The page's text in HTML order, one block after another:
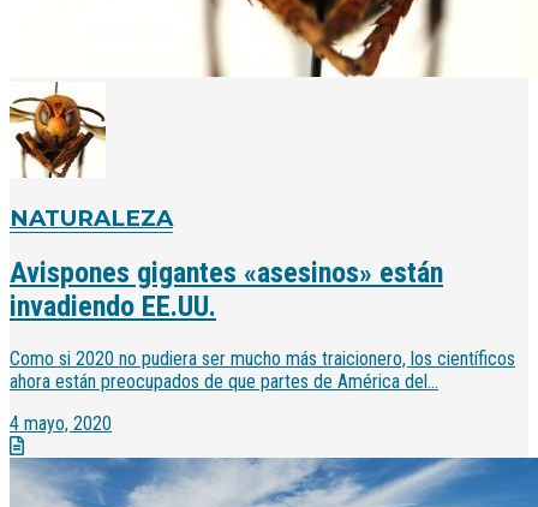
NATURALEZA
Avispones gigantes «asesinos» están
invadiendo EE.UU.
Como si 2020 no pudiera ser mucho más traicionero, los científicos
ahora están preocupados de que partes de América del...
4 mayo, 2020